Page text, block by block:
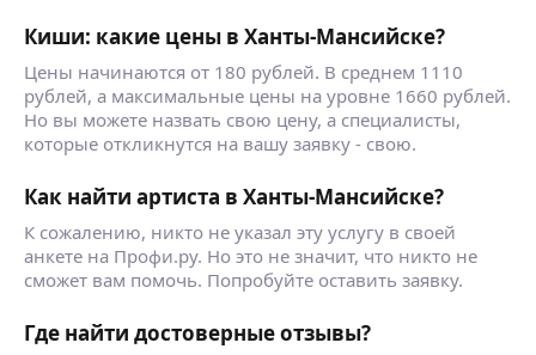
Киши: какие цены в Ханты-Мансийске?
Цены начинаются от 180 рублей. В среднем 1110
рублей, а максимальные цены на уровне 1660 рублей.
Но вы можете назвать свою цену, а специалисты,
которые откликнутся на вашу заявку - свою.
Как найти артиста в Ханты-Мансийске?
К сожалению, никто не указал эту услугу в своей
анкете на Профи.ру. Но это не значит, что никто не
сможет вам помочь. Попробуйте оставить заявку.
Где найти достоверные отзывы?